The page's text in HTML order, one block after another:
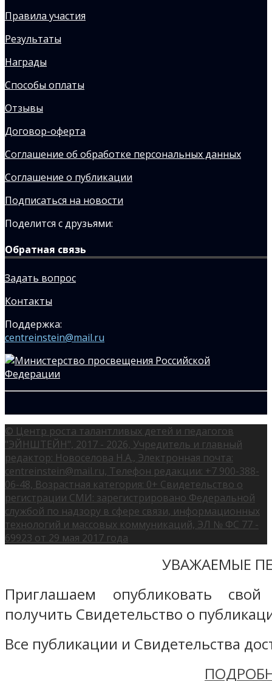
Правила участия
Результаты
Награды
Способы оплаты
Отзывы
Договор-оферта
Соглашение об обработке персональных данных
Соглашение о публикации
Подписаться на новости
Поделится с друзьями:
Обратная связь
Задать вопрос
Контакты
Поддержка:
centreinstein@mail.ru
© Центр роста талантливых детей и педагогов
"ЭЙНШТЕЙН", 2017 - 2026, Учредитель и главный
редактор: Новоселова Н.А., Электронная почта:
centreinstein@mail.ru, Телефон редакции: +7 900-388-
06-48, Возрастная категория: 0+ Свидетельство о
регистрации СМИ: зарегистрировано Федеральной
службой по надзору в сфере связи, информационных
технологий и массовых коммуникаций, ЭЛ № ФС 77 -
69923 от 29 мая 2017 года
УВАЖАЕМЫЕ
Приглашаем опубликовать
получить Свидетельство о
Все публикации и Свидетельства